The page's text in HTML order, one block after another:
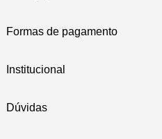
Formas de pagamento
Institucional
Dúvidas